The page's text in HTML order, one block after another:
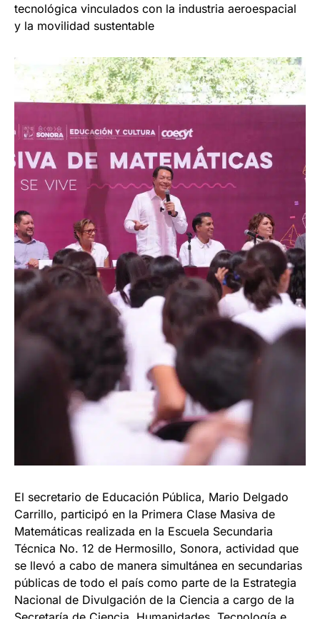
tecnológica vinculados con la industria aeroespacial
y la movilidad sustentable
El secretario de Educación Pública, Mario Delgado
Carrillo, participó en la Primera Clase Masiva de
Matemáticas realizada en la Escuela Secundaria
Técnica No. 12 de Hermosillo, Sonora, actividad que
se llevó a cabo de manera simultánea en secundarias
públicas de todo el país como parte de la Estrategia
Nacional de Divulgación de la Ciencia a cargo de la